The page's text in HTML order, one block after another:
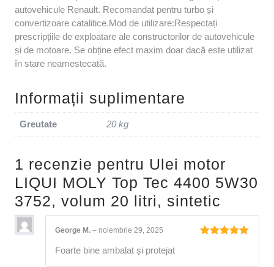
autovehicule Renault. Recomandat pentru turbo și
convertizoare catalitice.Mod de utilizare:Respectați
prescripțiile de exploatare ale constructorilor de autovehicule
și de motoare. Se obține efect maxim doar dacă este utilizat
în stare neamestecată.
Informații suplimentare
Greutate 20 kg
1 recenzie pentru Ulei motor
LIQUI MOLY Top Tec 4400 5W30
3752, volum 20 litri, sintetic
George M. – noiembrie 29, 2025
Foarte bine ambalat și protejat